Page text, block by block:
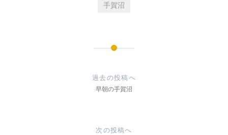
手賀沼
過去の投稿へ
早朝の手賀沼
次の投稿へ